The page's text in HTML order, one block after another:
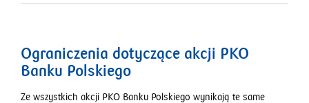
Ograniczenia dotyczące akcji PKO
Banku Polskiego
Ze wszystkich akcji PKO Banku Polskiego wynikają te same